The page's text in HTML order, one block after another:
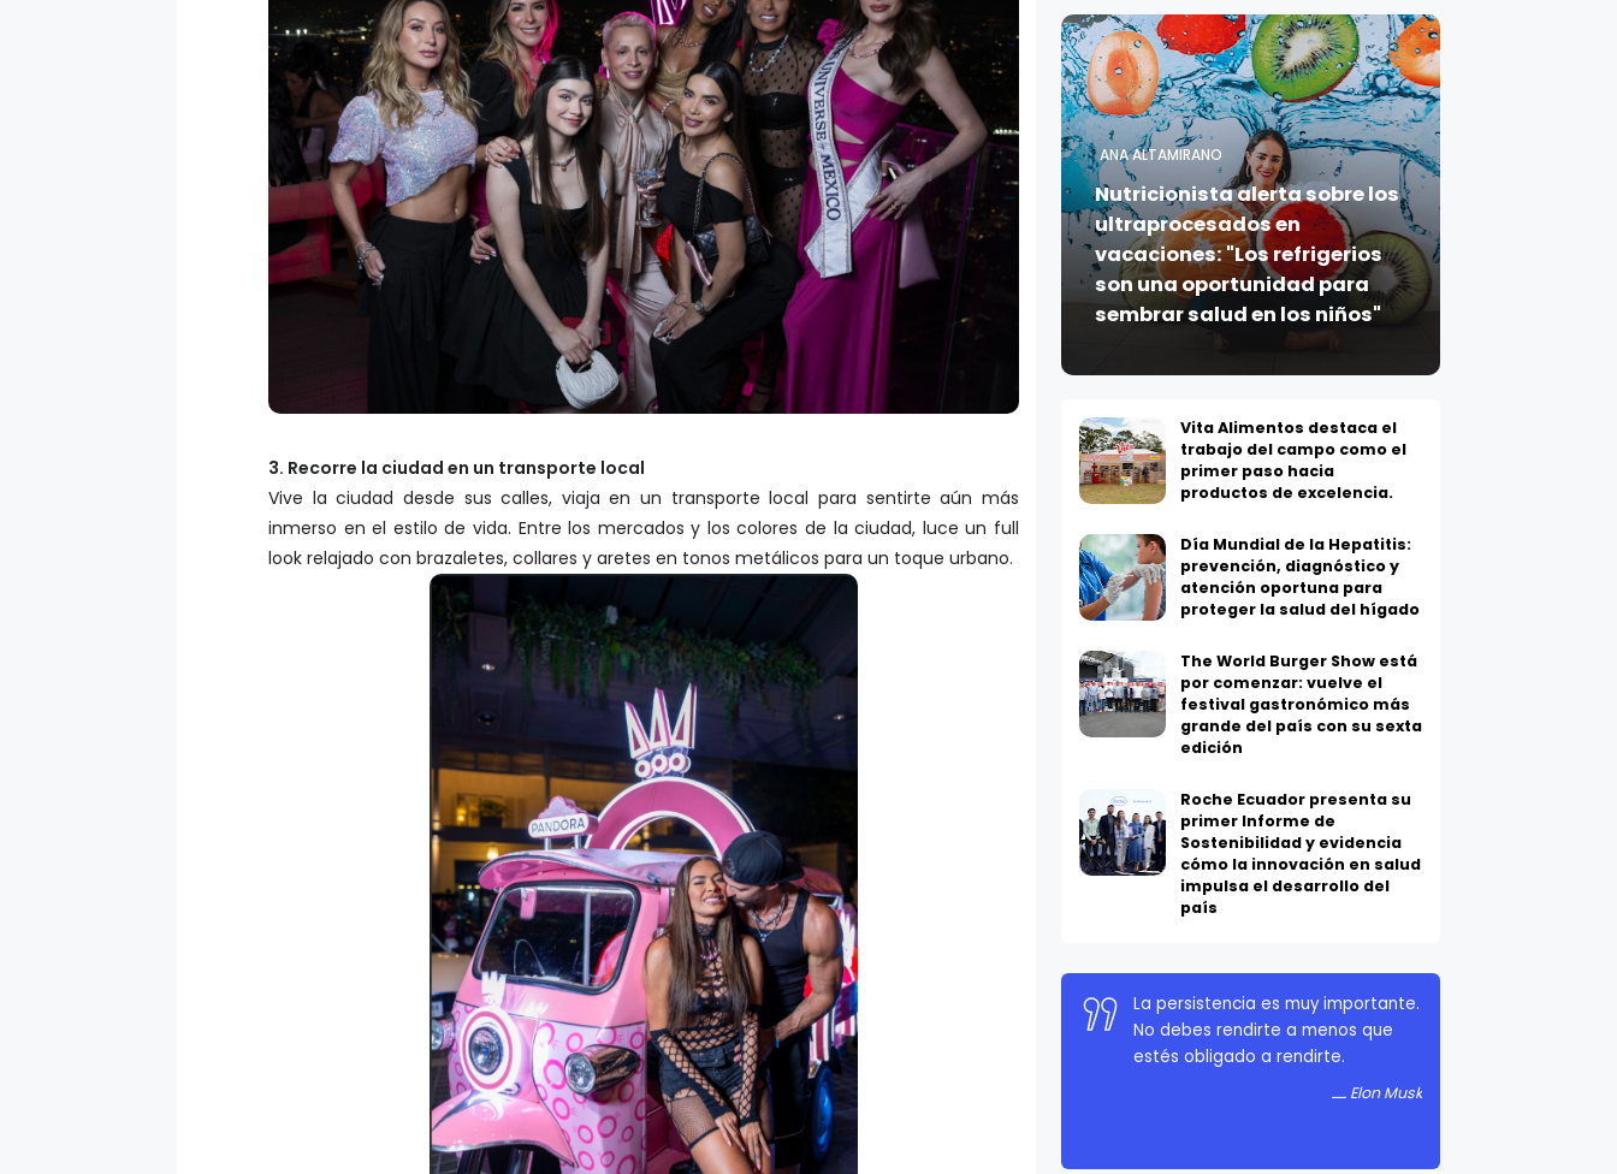
3. Recorre la ciudad en un transporte local
Vive la ciudad desde sus calles, viaja en un transporte local para sentirte aún más
inmerso en el estilo de vida. Entre los mercados y los colores de la ciudad, luce un full
look relajado con brazaletes, collares y aretes en tonos metálicos para un toque urbano.
ANA ALTAMIRANO
Nutricionista alerta sobre los
ultraprocesados en
vacaciones: "Los refrigerios
son una oportunidad para
sembrar salud en los niños"
Vita Alimentos destaca el
trabajo del campo como el
primer paso hacia
productos de excelencia.
Día Mundial de la Hepatitis:
prevención, diagnóstico y
atención oportuna para
proteger la salud del hígado
The World Burger Show está
por comenzar: vuelve el
festival gastronómico más
grande del país con su sexta
edición
Roche Ecuador presenta su
primer Informe de
Sostenibilidad y evidencia
cómo la innovación en salud
impulsa el desarrollo del
país
La persistencia es muy importante.
No debes rendirte a menos que
estés obligado a rendirte.
Elon Musk